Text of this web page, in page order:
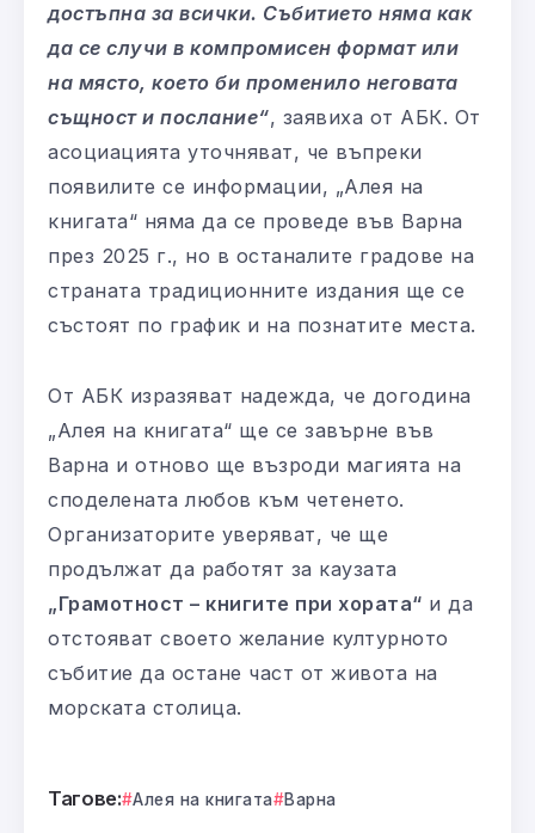
достъпна за всички. Събитието няма как
да се случи в компромисен формат или
на място, което би променило неговата
същност и послание“, заявиха от АБК. От
асоциацията уточняват, че въпреки
появилите се информации, „Алея на
книгата“ няма да се проведе във Варна
през 2025 г., но в останалите градове на
страната традиционните издания ще се
състоят по график и на познатите места.
От АБК изразяват надежда, че догодина
„Алея на книгата“ ще се завърне във
Варна и отново ще възроди магията на
споделената любов към четенето.
Организаторите уверяват, че ще
продължат да работят за каузата
„Грамотност – книгите при хората“ и да
отстояват своето желание културното
събитие да остане част от живота на
морската столица.
Тагове: Алея на книгата Варна